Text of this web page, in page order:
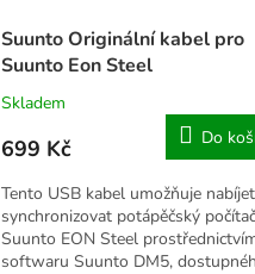
Suunto Originální kabel pro
Suunto Eon Steel
Skladem
699 Kč Do
Tento USB kabel umožňuje
synchronizovat potápěčský počítač
Suunto EON Steel
softwaru Suunto DM5,